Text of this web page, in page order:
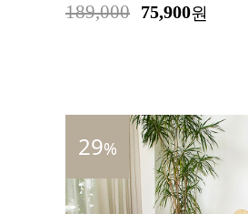
189,000 75,900원
29%